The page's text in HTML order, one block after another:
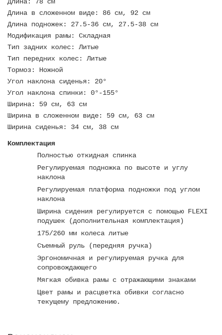
Длина в сложенном виде: 86 см, 92 см
Длина подножек: 27.5-36 см, 27.5-38 см
Модификация рамы: Складная
Тип задних колес: Литые
Тип передних колес: Литые
Тормоз: Ножной
Угол наклона сиденья: 20°
Угол наклона спинки: 0°-155°
Ширина: 59 см, 63 см
Ширина в сложенном виде: 59 см, 63 см
Ширина сиденья: 34 см, 38 см
Комплектация
Полностью откидная спинка
Регулируемая подножка по высоте и углу
наклона
Регулируемая платформа подножки под углом
наклона
Ширина сидения регулируется с помощью FLEXI
подушек (дополнительная комплектация)
175/260 мм колеса литые
Съемный руль (передняя ручка)
Эргономичная и регулируемая ручка для
сопровождающего
Мягкая обивка рамы с отражающими знаками
Цвет рамы и расцветка обивки согласно
текущему предложению.